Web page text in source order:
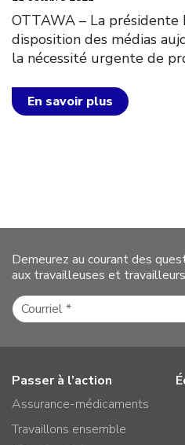
OTTAWA – La présidente
disposition des médias
la nécessité urgente de
En savoir plus
Demeurez au courant des
aux travailleuses et travailleurs
Passer à l’action
Assurance-médicaments
Travaillons ensemble